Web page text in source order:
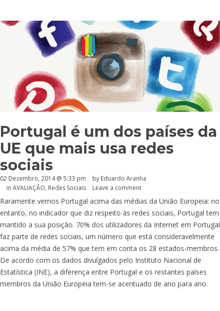
Portugal é um dos países da
UE que mais usa redes
sociais
02 Dezembro, 2014 @ 5:33 pm by Eduardo Aranha
in AVALIAÇÃO, Redes Sociais Leave a comment
Raramente vemos Portugal acima das médias da União Europeia: no
entanto, no indicador que diz respeito às redes sociais, Portugal tem
mantido a sua posição. 70% dos utilizadores da Internet em Portugal
faz parte de redes sociais, um número que está consideravelmente
acima da média de 57% que tem em conta os 28 estados-membros.
De acordo com os dados divulgados pelo Instituto Nacional de
Estatística (INE), a diferença entre Portugal e os restantes países
membros da União Europeia tem-se acentuado de ano para ano.